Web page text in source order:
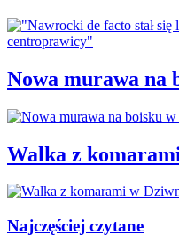
Nowa murawa na
Walka z
Najczęściej czytane